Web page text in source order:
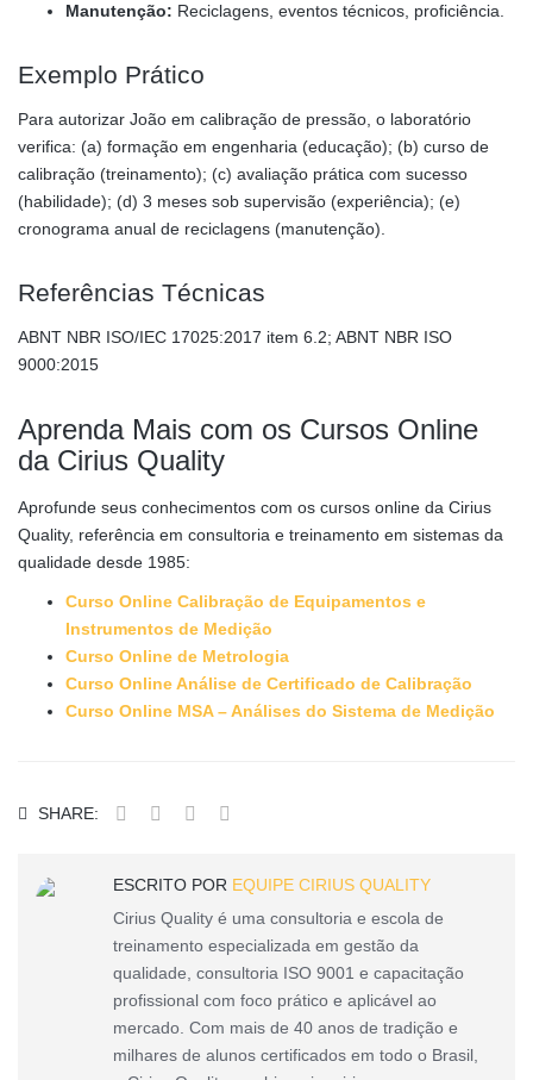
Manutenção: Reciclagens, eventos técnicos, proficiência.
Exemplo Prático
Para autorizar João em calibração de pressão, o laboratório
verifica: (a) formação em engenharia (educação); (b) curso de
calibração (treinamento); (c) avaliação prática com sucesso
(habilidade); (d) 3 meses sob supervisão (experiência); (e)
cronograma anual de reciclagens (manutenção).
Referências Técnicas
ABNT NBR ISO/IEC 17025:2017 item 6.2; ABNT NBR ISO
9000:2015
Aprenda Mais com os Cursos Online
da Cirius Quality
Aprofunde seus conhecimentos com os cursos online da Cirius
Quality, referência em consultoria e treinamento em sistemas da
qualidade desde 1985:
Curso Online Calibração de Equipamentos e
Instrumentos de Medição
Curso Online de Metrologia
Curso Online Análise de Certificado de Calibração
Curso Online MSA – Análises do Sistema de Medição
SHARE:
ESCRITO POR EQUIPE CIRIUS QUALITY
Cirius Quality é uma consultoria e escola de
treinamento especializada em gestão da
qualidade, consultoria ISO 9001 e capacitação
profissional com foco prático e aplicável ao
mercado. Com mais de 40 anos de tradição e
milhares de alunos certificados em todo o Brasil,